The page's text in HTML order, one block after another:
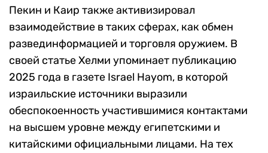
Пекин и Каир также активизировал
взаимодействие в таких сферах, как обмен
развединформацией и торговля оружием. В
своей статье Хелми упоминает публикацию
2025 года в газете Israel Hayom, в которой
израильские источники выразили
обеспокоенность участившимися контактами
на высшем уровне между египетскими и
китайскими официальными лицами. На тех